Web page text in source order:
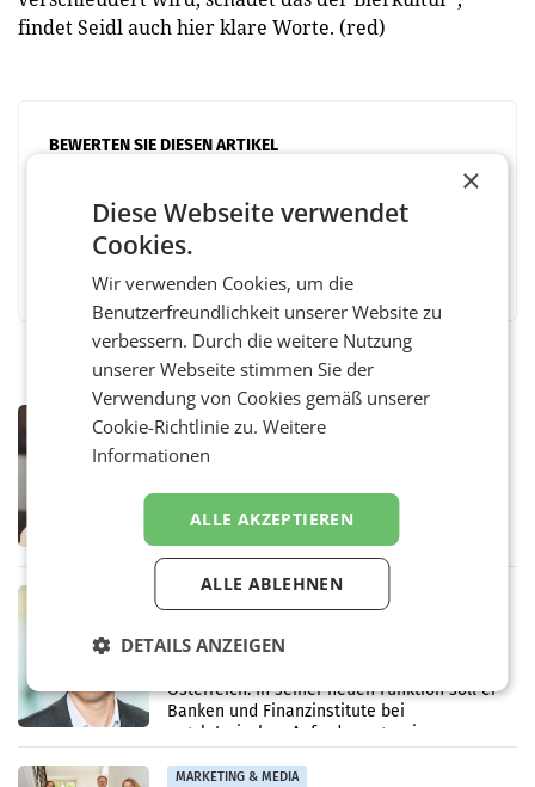
findet Seidl auch hier klare Worte. (red)
BEWERTEN SIE DIESEN ARTIKEL
MARKETING & MEDIA
ORF weist Berichte über Abschaltung
– Der ORF weist eine Berichterstattung der
„Kronen Zeitung“ und eine Aussendung der
FPÖ zur geplanten Optimierung seines
terrestrischen Sendernetzes zurück. Die
Darstellung,
Österreich
Österreich. In seiner neuen Funktion soll er
Banken und Finanzinstitute bei
regulatorischen Anforderungen, im
Risikomanagement und bei
Transformationsprojekten
MARKETING & MEDIA
×
Diese Webseite verwendet
Cookies.
Wir verwenden Cookies, um die
Benutzerfreundlichkeit unserer Website zu
verbessern. Durch die weitere Nutzung
unserer Webseite stimmen Sie der
Verwendung von Cookies gemäß unserer
Cookie-Richtlinie zu.Weitere
Informationen
ALLE AKZEPTIEREN
ALLE ABLEHNEN
DETAILS ANZEIGEN